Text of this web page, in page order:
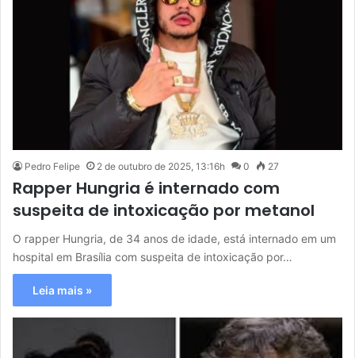
Pedro Felipe 2 de outubro de 2025, 13:16h 0 27
Rapper Hungria é internado com
suspeita de intoxicação por metanol
O rapper Hungria, de 34 anos de idade, está internado em um
hospital em Brasília com suspeita de intoxicação por…
Leia mais »